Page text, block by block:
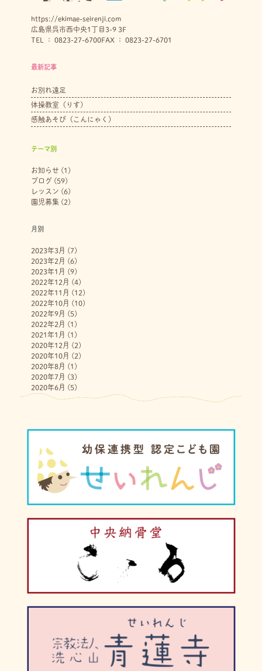
https://ekimae-seirenji.com
広島県呉市西中央1丁目3-9 3F
TEL ： 0823-27-6700FAX ： 0823-27-6701
最新記事
お別れ遠足
体操教室（りす）
感触あそび（こんにゃく）
テーマ別
お知らせ(1)
ブログ (59)
レッスン (6)
園児募集 (2)
月別
2023年3月 (7)
2023年2月 (6)
2023年1月 (9)
2022年12月 (4)
2022年11月 (12)
2022年10月 (10)
2022年9月 (5)
2022年2月 (1)
2021年1月 (1)
2020年12月 (2)
2020年10月 (2)
2020年8月 (1)
2020年7月 (3)
2020年6月 (5)